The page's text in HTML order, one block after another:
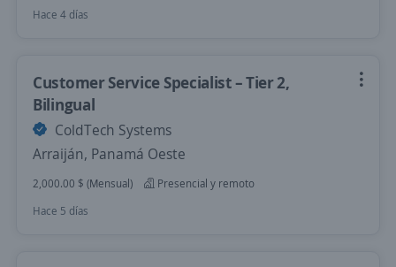
Hace 4 días
Customer Service Specialist – Tier 2,
Bilingual
ColdTech Systems
Arraiján, Panamá Oeste
2,000.00 $ (Mensual)
Presencial y remoto
Hace 5 días